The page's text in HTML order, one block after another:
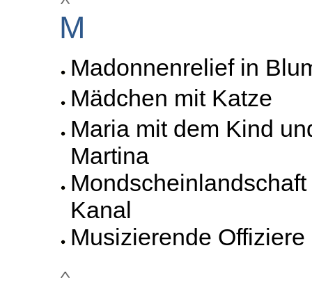
M
Madonnenrelief in
Mädchen mit Katze
Maria mit dem Kind
Martina
Kanal
Musizierende Offiziere